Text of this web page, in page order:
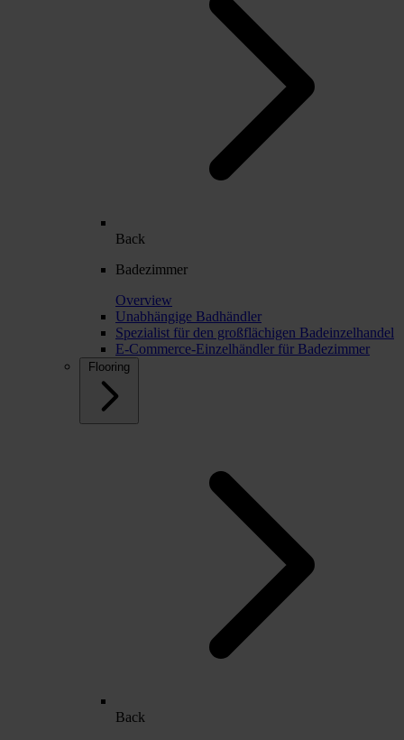
Back
Badezimmer
Overview
Unabhängige Badhändler
Spezialist für den großflächigen Badeinzelhandel
E-Commerce-Einzelhändler für Badezimmer
Flooring
Back